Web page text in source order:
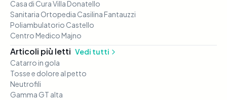
Casa di Cura Villa Donatello
Sanitaria Ortopedia Casilina Fantauzzi
Poliambulatorio Castello
Centro Medico Majno
Articoli più letti Vedi tutti
Catarro in gola
Tosse e dolore al petto
Neutrofili
Gamma GT alta